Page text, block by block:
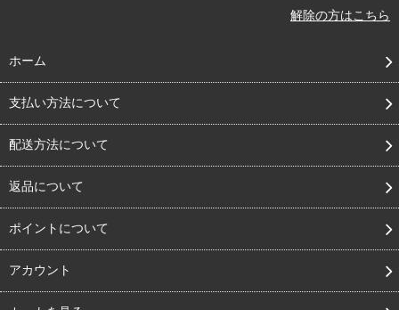
解除の方はこちら
ホーム
支払い方法について
配送方法について
返品について
ポイントについて
アカウント